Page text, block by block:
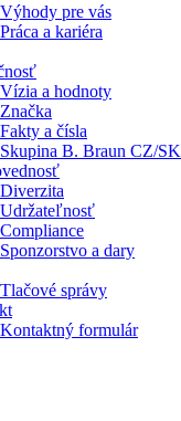
Výhody pre vás
Práca a kariéra
Vízia a hodnoty
Značka
Fakty a čísla
Skupina B. Braun CZ/SK
Diverzita
Udržateľnosť
Compliance
Sponzorstvo a dary
Tlačové správy
Kontaktný formulár